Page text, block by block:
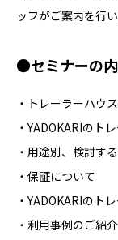
ッフがご案内を行
●セミナーの
・トレーラーハウ
・YADOKARIのト
・用途別、検討す
・保証について
・YADOKARIのト
・利用事例のご紹介